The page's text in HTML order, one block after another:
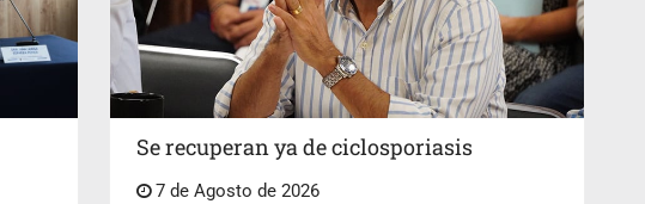
Se recuperan ya de ciclosporiasis
7 de Agosto de 2026